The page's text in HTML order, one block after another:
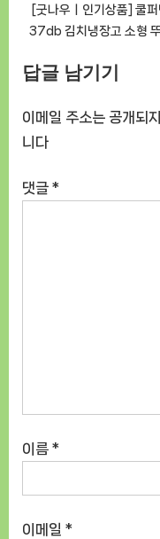
[굿나우ㅣ인기상품] 쿨퍼
37db 김치냉장고 소형 뚜
크림 냉동고 (모델:
답글 남기기
이메일 주소는 공개되
니다
댓글 *
이름 *
이메일 *